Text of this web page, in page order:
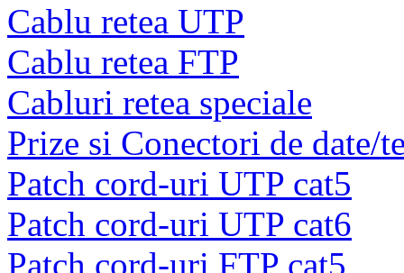
Cablu retea UTP
Cablu retea FTP
Cabluri retea speciale
Prize si Conectori de date/
Patch cord-uri UTP cat5
Patch cord-uri UTP cat6
Patch cord-uri FTP cat5